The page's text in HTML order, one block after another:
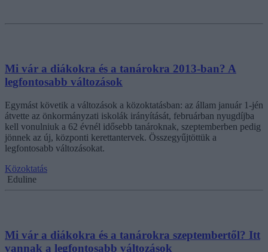
Mi vár a diákokra és a tanárokra 2013-ban? A
legfontosabb változások
Egymást követik a változások a közoktatásban: az állam január 1-jén
átvette az önkormányzati iskolák irányítását, februárban nyugdíjba
kell vonulniuk a 62 évnél idősebb tanároknak, szeptemberben pedig
jönnek az új, központi kerettantervek. Összegyűjtöttük a
legfontosabb változásokat.
Közoktatás
Eduline
Mi vár a diákokra és a tanárokra szeptembertől? Itt
vannak a legfontosabb változások